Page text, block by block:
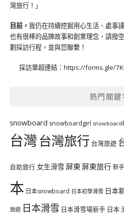
灣旅行！」
目前， 我仍在持續挖掘用心生活、處事
也有很棒的品牌故事和創業理念，請撥
劃採訪行程，並與您聯繫！
採訪單超連結： https://forms.gle/
熱門關鍵
snowboard snowboardgirl snowboard
台灣台灣旅行 台灣旅遊
自助旅行 女生滑雪 屏東 屏東旅行新
本 日本snowboard 日本初學滑雪 日本
旅遊 日本滑雪 日本滑雪場新手 日本